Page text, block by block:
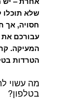
שלא תוכלו
חסויה, אך
עבורכם את
המעיקה.
הטרדות
מה עשוי
בטלפון?